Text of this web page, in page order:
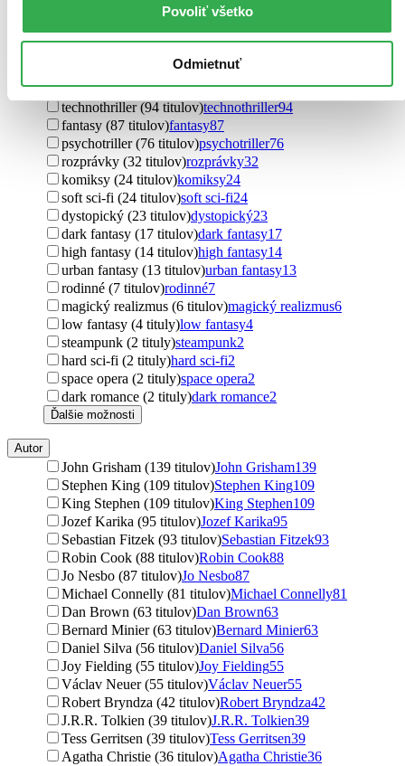
Povoliť všetko
Odmietnuť
thrillery (1117 titulov)thrillery1117
horory (123 titulov)horory123
sci-fi (105 titulov)sci-fi105
technothriller (94 titulov)technothriller94
fantasy (87 titulov)fantasy87
psychotriller (76 titulov)psychotriller76
rozprávky (32 titulov)rozprávky32
komiksy (24 titulov)komiksy24
soft sci-fi (24 titulov)soft sci-fi24
dystopický (23 titulov)dystopický23
dark fantasy (17 titulov)dark fantasy17
high fantasy (14 titulov)high fantasy14
urban fantasy (13 titulov)urban fantasy13
rodinné (7 titulov)rodinné7
magický realizmus (6 titulov)magický realizmus6
low fantasy (4 tituly)low fantasy4
steampunk (2 tituly)steampunk2
hard sci-fi (2 tituly)hard sci-fi2
space opera (2 tituly)space opera2
dark romance (2 tituly)dark romance2
Ďalšie možnosti
Autor
John Grisham (139 titulov)John Grisham139
Stephen King (109 titulov)Stephen King109
King Stephen (109 titulov)King Stephen109
Jozef Karika (95 titulov)Jozef Karika95
Sebastian Fitzek (93 titulov)Sebastian Fitzek93
Robin Cook (88 titulov)Robin Cook88
Jo Nesbo (87 titulov)Jo Nesbo87
Michael Connelly (81 titulov)Michael Connelly81
Dan Brown (63 titulov)Dan Brown63
Bernard Minier (63 titulov)Bernard Minier63
Daniel Silva (56 titulov)Daniel Silva56
Joy Fielding (55 titulov)Joy Fielding55
Václav Neuer (55 titulov)Václav Neuer55
Robert Bryndza (42 titulov)Robert Bryndza42
J.R.R. Tolkien (39 titulov)J.R.R. Tolkien39
Tess Gerritsen (39 titulov)Tess Gerritsen39
Agatha Christie (36 titulov)Agatha Christie36